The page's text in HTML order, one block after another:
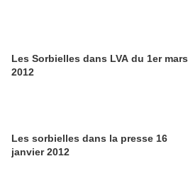
Les Sorbielles dans LVA du 1er mars
2012
Les sorbielles dans la presse 16
janvier 2012